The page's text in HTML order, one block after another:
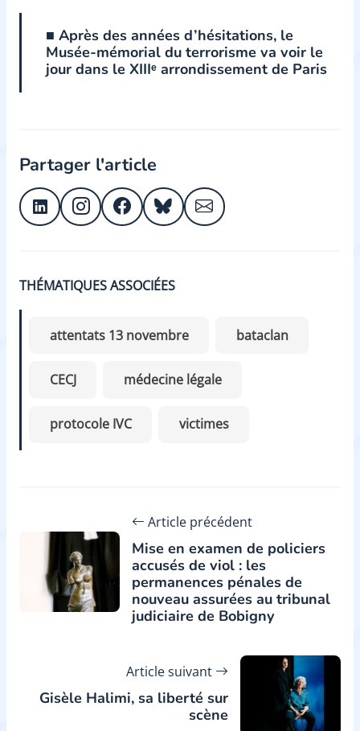
■ Après des années d’hésitations, le
Musée-mémorial du terrorisme va voir le
jour dans le XIIIᵉ arrondissement de Paris
Partager l'article
THÉMATIQUES ASSOCIÉES
attentats 13 novembre bataclan
CECJ médecine légale
protocole IVC victimes
Article précédent
Mise en examen de policiers
accusés de viol : les
permanences pénales de
nouveau assurées au tribunal
judiciaire de Bobigny
Article suivant
Gisèle Halimi, sa liberté sur
scène